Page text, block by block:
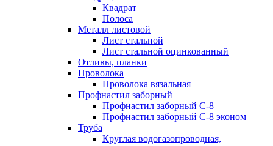
Квадрат
Полоса
Металл листовой
Лист стальной
Лист стальной оцинкованный
Отливы, планки
Проволока
Проволока вязальная
Профнастил заборный
Профнастил заборный С-8
Профнастил заборный С-8 эконом
Труба
Круглая водогазопроводная,